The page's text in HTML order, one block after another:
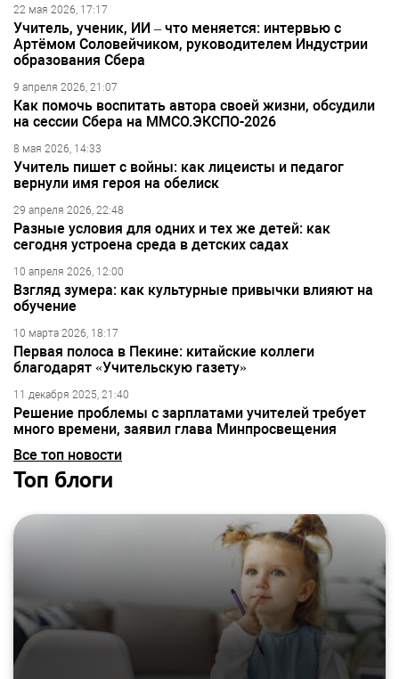
22 мая 2026, 17:17
Учитель, ученик, ИИ – что меняется: интервью с
Артёмом Соловейчиком, руководителем Индустрии
образования Сбера
9 апреля 2026, 21:07
Как помочь воспитать автора своей жизни, обсудили
на сессии Сбера на ММСО.ЭКСПО-2026
8 мая 2026, 14:33
Учитель пишет с войны: как лицеисты и педагог
вернули имя героя на обелиск
29 апреля 2026, 22:48
Разные условия для одних и тех же детей: как
сегодня устроена среда в детских садах
10 апреля 2026, 12:00
Взгляд зумера: как культурные привычки влияют на
обучение
10 марта 2026, 18:17
Первая полоса в Пекине: китайские коллеги
благодарят «Учительскую газету»
11 декабря 2025, 21:40
Решение проблемы с зарплатами учителей требует
много времени, заявил глава Минпросвещения
Все топ новости
Топ блоги